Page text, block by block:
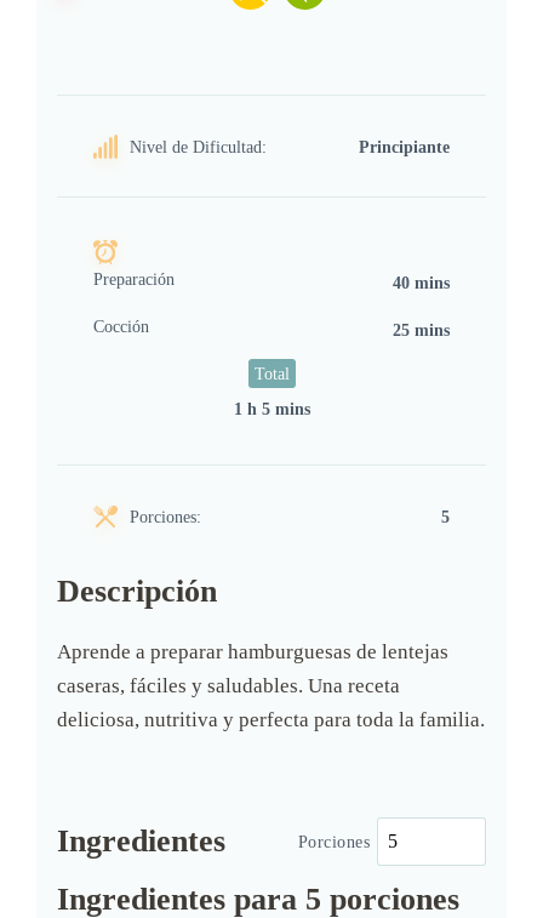
Nivel de Dificultad: Principiante
Preparación 40 mins
Cocción 25 mins
Total
1 h 5 mins
Porciones: 5
Descripción
Aprende a preparar hamburguesas de lentejas
caseras, fáciles y saludables. Una receta
deliciosa, nutritiva y perfecta para toda la familia.
Ingredientes Porciones
Ingredientes para 5 porciones